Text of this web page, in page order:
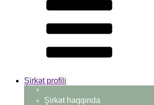
Şirkət profili
Şirkət haqqında